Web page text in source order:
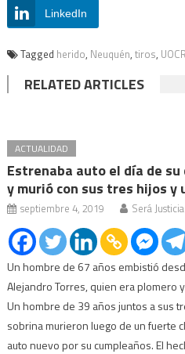
LinkedIn
Tagged herido, Neuquén, tiros,
RELATED ARTICLES
ACTUALIDAD
Estrenaba auto el día de
y murió con sus tres hijos y
septiembre 4, 2019 Será Justicia
Un hombre de 67 años embistió
Alejandro Torres, quien era plomero
Un hombre de 39 años juntos a sus
sobrina murieron luego de un fuerte
auto nuevo por su cumpleaños. El